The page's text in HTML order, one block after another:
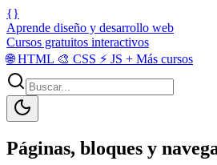
{}
Aprende diseño y desarrollo web
Cursos gratuitos interactivos
🌐HTML 🎨 CSS ⚡ JS + Más cursos
Páginas, bloques y